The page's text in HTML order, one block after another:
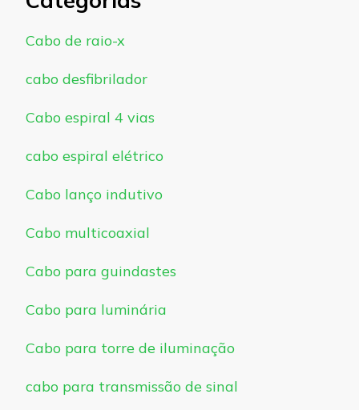
Cabo de raio-x
cabo desfibrilador
Cabo espiral 4 vias
cabo espiral elétrico
Cabo lanço indutivo
Cabo multicoaxial
Cabo para guindastes
Cabo para luminária
Cabo para torre de iluminação
cabo para transmissão de sinal